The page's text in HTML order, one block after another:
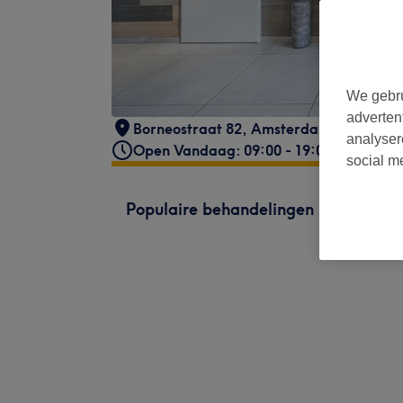
Borneostraat 82, Amsterdam
Open Vandaag: 09:00 - 19:00
Populaire behandelingen
We
social